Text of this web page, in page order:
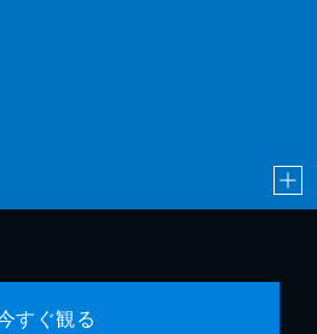
すぐ観る